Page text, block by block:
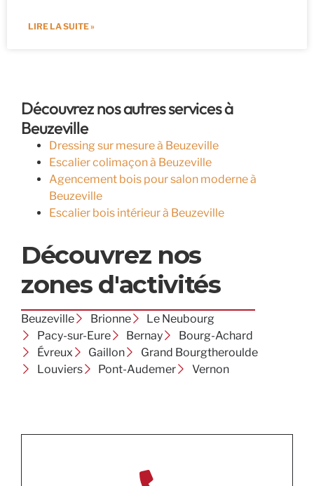
LIRE LA SUITE »
Découvrez nos autres services à
Beuzeville
Dressing sur mesure à Beuzeville
Escalier colimaçon à Beuzeville
Agencement bois pour salon moderne à
Beuzeville
Escalier bois intérieur à Beuzeville
Découvrez nos
zones d'activités
Beuzeville Brionne
Le Neubourg
Pacy-sur-Eure
Bernay
Bourg-Achard
Évreux
Gaillon
Grand Bourgtheroulde
Louviers
Pont-Audemer Vernon